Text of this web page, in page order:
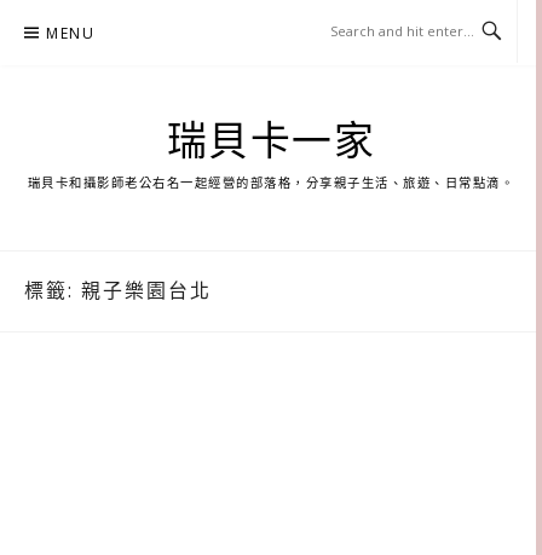
MENU
瑞貝卡一家
瑞貝卡和攝影師老公右名一起經營的部落格，分享親子生活、旅遊、日常點滴。
標籤: 親子樂園台北